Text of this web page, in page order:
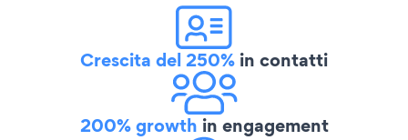
Crescita del 250% in contatti
200% growth in engagement